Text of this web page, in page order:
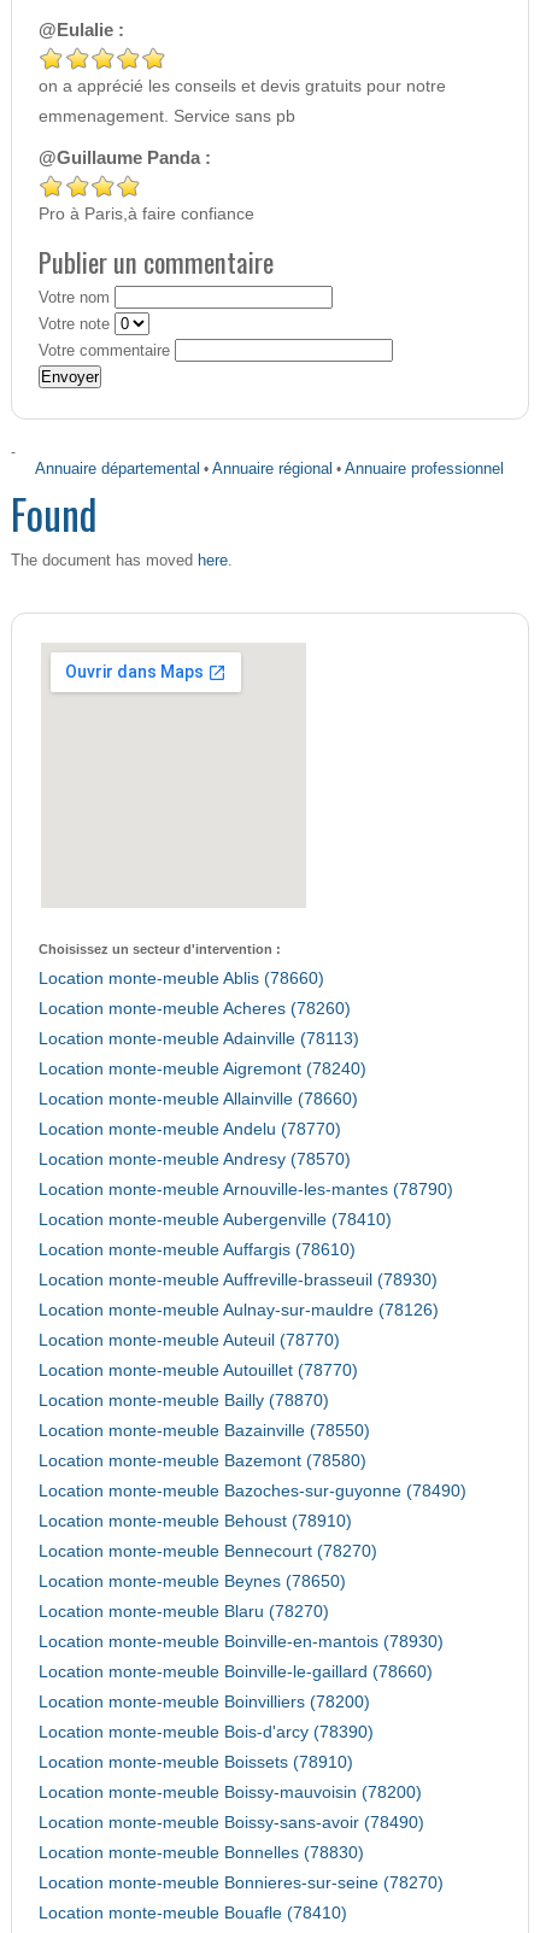
@Eulalie :
on a apprécié les conseils et devis gratuits pour notre
emmenagement. Service sans pb
@Guillaume Panda :
Pro à Paris,à faire confiance
Publier un commentaire
Votre nom
Votre note
Votre commentaire
-
Annuaire départemental •Annuaire régional •Annuaire professionnel
Found
The document has moved here.
Choisissez un secteur d'intervention :
Location monte-meuble Ablis (78660)
Location monte-meuble Acheres (78260)
Location monte-meuble Adainville (78113)
Location monte-meuble Aigremont (78240)
Location monte-meuble Allainville (78660)
Location monte-meuble Andelu (78770)
Location monte-meuble Andresy (78570)
Location monte-meuble Arnouville-les-mantes (78790)
Location monte-meuble Aubergenville (78410)
Location monte-meuble Auffargis (78610)
Location monte-meuble Auffreville-brasseuil (78930)
Location monte-meuble Aulnay-sur-mauldre (78126)
Location monte-meuble Auteuil (78770)
Location monte-meuble Autouillet (78770)
Location monte-meuble Bailly (78870)
Location monte-meuble Bazainville (78550)
Location monte-meuble Bazemont (78580)
Location monte-meuble Bazoches-sur-guyonne (78490)
Location monte-meuble Behoust (78910)
Location monte-meuble Bennecourt (78270)
Location monte-meuble Beynes (78650)
Location monte-meuble Blaru (78270)
Location monte-meuble Boinville-en-mantois (78930)
Location monte-meuble Boinville-le-gaillard (78660)
Location monte-meuble Boinvilliers (78200)
Location monte-meuble Bois-d'arcy (78390)
Location monte-meuble Boissets (78910)
Location monte-meuble Boissy-mauvoisin (78200)
Location monte-meuble Boissy-sans-avoir (78490)
Location monte-meuble Bonnelles (78830)
Location monte-meuble Bonnieres-sur-seine (78270)
Location monte-meuble Bouafle (78410)